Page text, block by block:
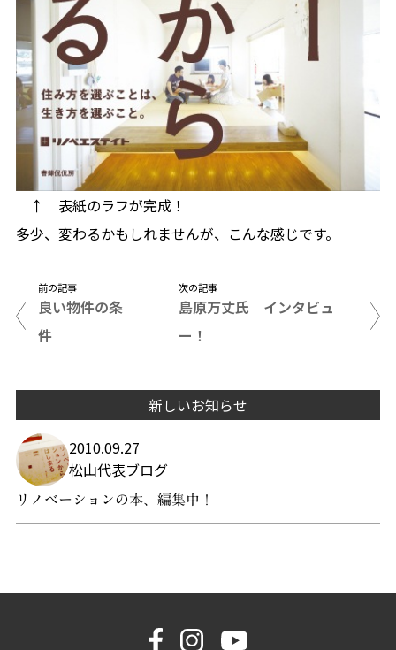
↑ 表紙のラフが完成！
多少、変わるかもしれませんが、こんな感じです。
前の記事
良い物件の条
件
次の記事
島原万丈氏 インタビュ
ー！
新しいお知らせ
2010.09.27
松山代表ブログ
リノベーションの本、編集中！